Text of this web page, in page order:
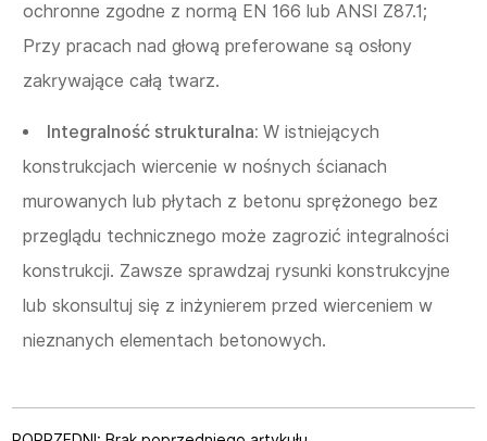
ochronne zgodne z normą EN 166 lub ANSI Z87.1;
Przy pracach nad głową preferowane są osłony
zakrywające całą twarz.
Integralność strukturalna:W istniejących
konstrukcjach wiercenie w nośnych ścianach
murowanych lub płytach z betonu sprężonego bez
przeglądu technicznego może zagrozić integralności
konstrukcji. Zawsze sprawdzaj rysunki konstrukcyjne
lub skonsultuj się z inżynierem przed wierceniem w
nieznanych elementach betonowych.